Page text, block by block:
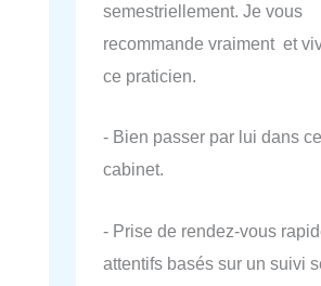
semestriellement. Je vous
recommande vraiment et
ce praticien.
- Bien passer par lui dans ce
cabinet.
- Prise de rendez-vous
attentifs basés sur un suivi